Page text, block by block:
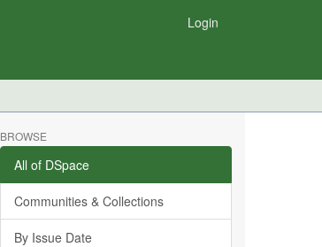
Login
BROWSE
All of DSpace
Communities & Collections
By Issue Date